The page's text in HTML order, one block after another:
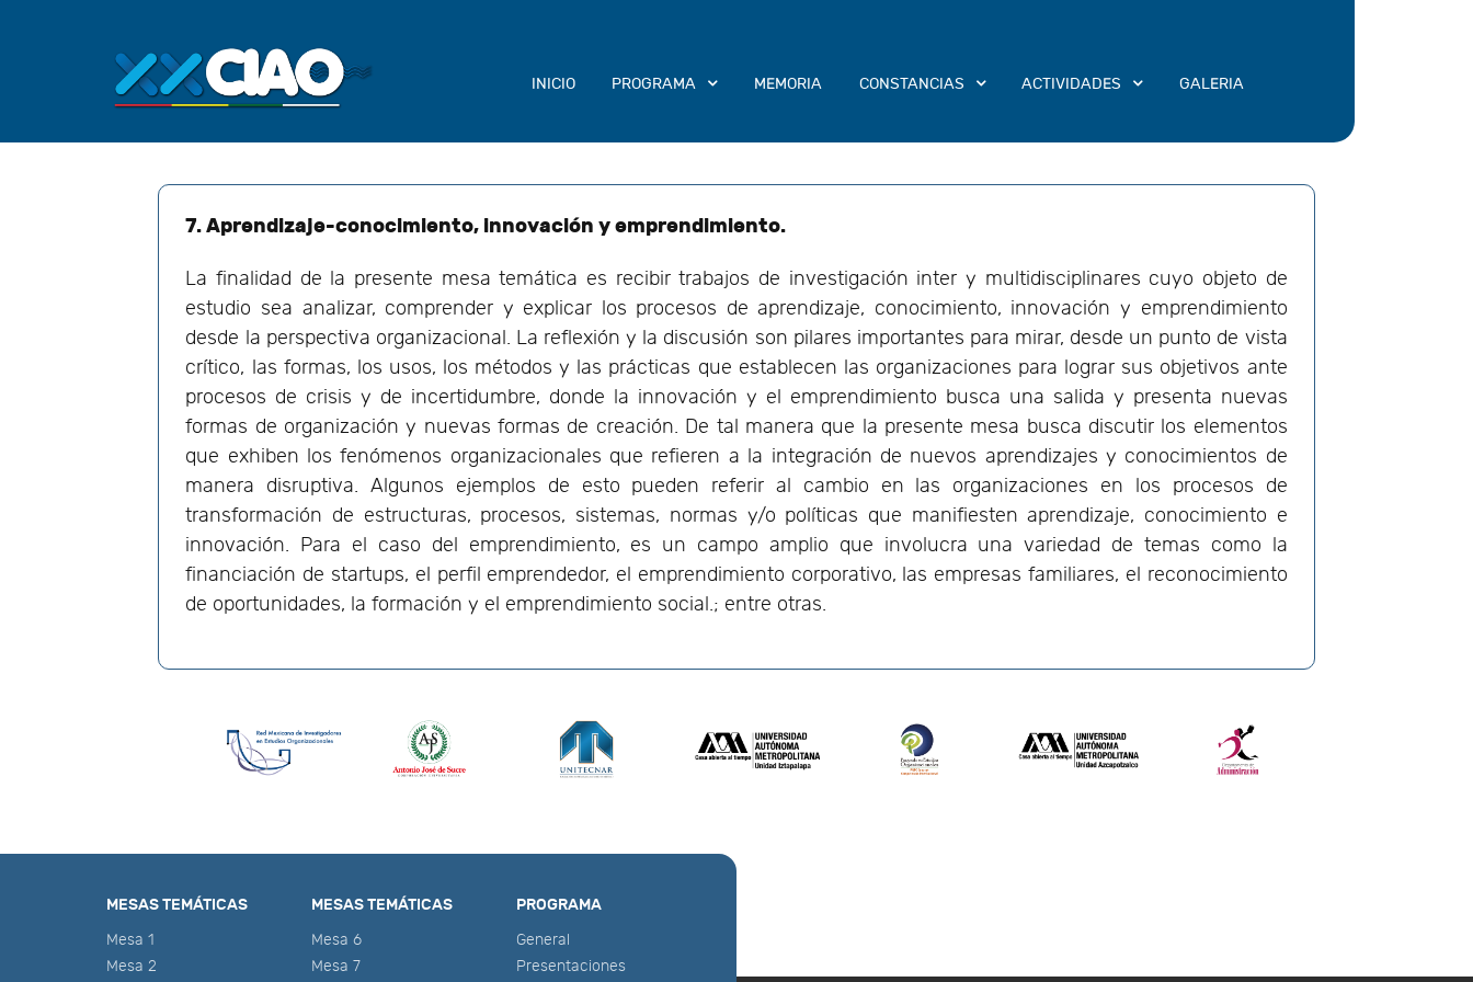
INICIO PROGRAMA MEMORIA CONSTANCIAS ACTIVIDADES GALERIA
7. Aprendizaje-conocimiento, innovación y emprendimiento.
La finalidad de la presente mesa temática es recibir trabajos de investigación inter y multidisciplinares cuyo objeto de
estudio sea analizar, comprender y explicar los procesos de aprendizaje, conocimiento, innovación y emprendimiento
desde la perspectiva organizacional. La reflexión y la discusión son pilares importantes para mirar, desde un punto de vista
crítico, las formas, los usos, los métodos y las prácticas que establecen las organizaciones para lograr sus objetivos ante
procesos de crisis y de incertidumbre, donde la innovación y el emprendimiento busca una salida y presenta nuevas
formas de organización y nuevas formas de creación. De tal manera que la presente mesa busca discutir los elementos
que exhiben los fenómenos organizacionales que refieren a la integración de nuevos aprendizajes y conocimientos de
manera disruptiva. Algunos ejemplos de esto pueden referir al cambio en las organizaciones en los procesos de
transformación de estructuras, procesos, sistemas, normas y/o políticas que manifiesten aprendizaje, conocimiento e
innovación. Para el caso del emprendimiento, es un campo amplio que involucra una variedad de temas como la
financiación de startups, el perfil emprendedor, el emprendimiento corporativo, las empresas familiares, el reconocimiento
de oportunidades, la formación y el emprendimiento social.; entre otras.
MESAS TEMÁTICAS
Mesa 1
Mesa 2
MESAS TEMÁTICAS
Mesa 6
Mesa 7
PROGRAMA
General
Presentaciones